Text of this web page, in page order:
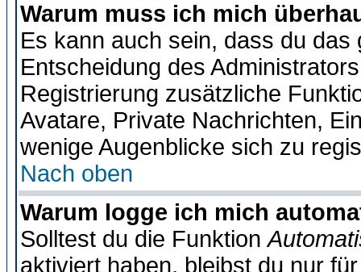
Warum muss ich mich
Es kann auch sein, dass du
Entscheidung des
Registrierung zusätzliche
Avatare, Private Nachrichten,
wenige Augenblicke sich zu
Nach oben
Warum logge ich mich
Solltest du die Funktion
aktiviert haben, bleibst du nur